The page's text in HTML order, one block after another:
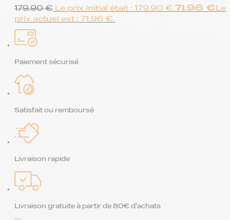
179.90€ Le prix initial était : 179.90 €.71.96 € Le
prix actuel est : 71.96 €.
Paiement sécurisé
Satisfait ou remboursé
Livraison rapide
Livraison gratuite à partir de 80€ d’achats